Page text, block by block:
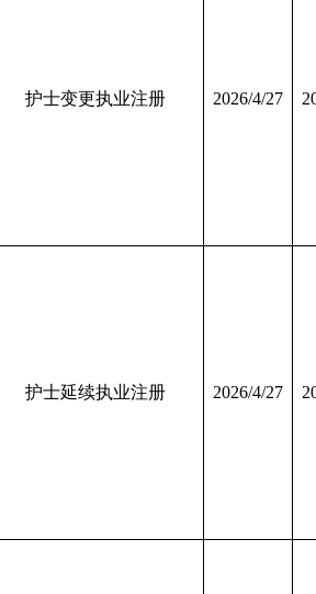
护士变更执业注册 2026/4/27
护士延续执业注册 2026/4/27